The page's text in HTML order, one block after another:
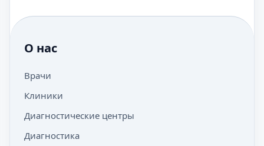
О нас
Врачи
Клиники
Диагностические центры
Диагностика